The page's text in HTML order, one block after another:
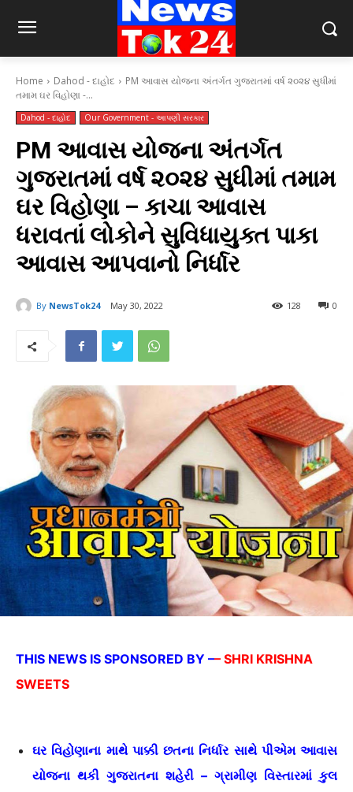
Home Dahod - દાહોદ
PM આવાસ યોજના અંતર્ગત ગુજરાતમાં વર્ષ ૨૦૨૪ સુધીમાં
તમામ ઘર વિહોણા -...
Dahod - દાહોદ Our Government - આપણી સરકાર
PM આવાસ યોજના અંતર્ગત
ગુજરાતમાં વર્ષ ૨૦૨૪ સુધીમાં તમામ
ઘર વિહોણા – કાચા આવાસ
ધરાવતાં લોકોને સુવિધાયુક્ત પાકા
આવાસ આપવાનો નિર્ધાર
By NewsTok24 May 30, 2022 0
128
THIS NEWS IS SPONSORED BY –– SHRI KRISHNA
SWEETS
ઘર વિહોણાના માથે પાક્કી છતના નિર્ધાર સાથે પીએમ આવાસ
યોજના થકી ગુજરાતના શહેરી – ગ્રામીણ વિસ્તારમાં કુલ